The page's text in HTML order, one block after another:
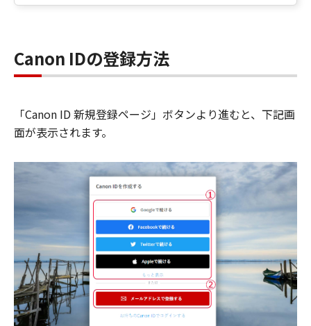
Canon IDの登録方法
「Canon ID 新規登録ページ」ボタンより進むと、下記画
面が表示されます。